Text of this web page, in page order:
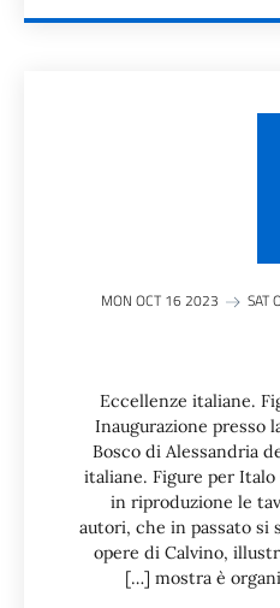
SAT
“Eccellenze italiane.
Inaugurazione presso
Bosco di Alessandria
italiane. Figure per Italo
in riproduzione le
autori, che in passato si
opere di Calvino,
mostra è